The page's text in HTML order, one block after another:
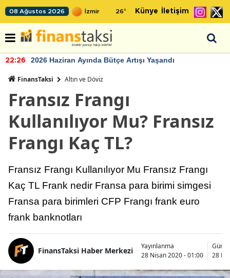
08 Ağustos 2026 26° Künye İletişim
22:26 2026 Haziran Ayında Bütçe Artışı Yaşandı
FinansTaksi Altın ve Döviz
Fransız Frangı
Kullanılıyor Mu? Fransız
Frangı Kaç TL?
Fransız Frangı Kullanılıyor Mu Fransız Frangı
Kaç TL Frank nedir Fransa para birimi simgesi
Fransa para birimleri CFP Frangı frank euro
frank banknotları
FinansTaksi Haber Merkezi
Yayınlanma
28 Nisan 2020 - 01:00
28